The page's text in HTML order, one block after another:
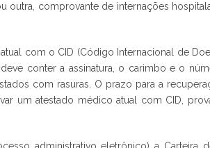
comprovante de internações
com o CID (Código Internacional de
conter a assinatura, o carimbo e o
com rasuras. O prazo para a
um atestado médico atual com CID,